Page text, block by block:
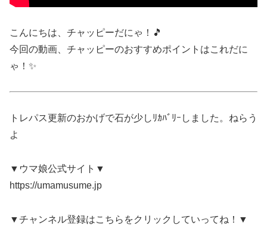
こんにちは、チャッピーだにゃ！🎵
今回の動画、チャッピーのおすすめポイントはこれだに
ゃ！✨
トレパス更新のおかげで石が少しﾘｶﾊﾞﾘｰしました。ねらう
よ
▼ウマ娘公式サイト▼
https://umamusume.jp
▼チャンネル登録はこちらをクリックしていってね！▼